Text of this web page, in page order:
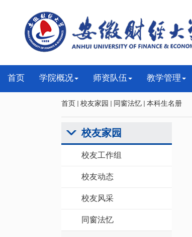
首页 学院概况 师资队伍 教学管理
首页 校友家园 同窗法忆 本科生名册
校友家园
校友工作组
校友动态
校友风采
同窗法忆